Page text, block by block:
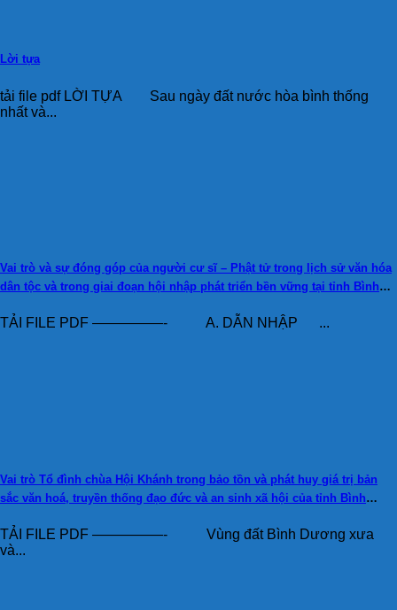
Lời tựa
tải file pdf LỜI TỰA Sau ngày đất nước hòa bình thống
nhất và...
Vai trò và sự đóng góp của người cư sĩ – Phật tử trong lịch sử văn hóa
dân tộc và trong giai đoạn hội nhập phát triển bền vững tại tỉnh Bình
TẢI FILE PDF —————- A. DẪN NHẬP ...
Vai trò Tổ đình chùa Hội Khánh trong bảo tồn và phát huy giá trị bản
sắc văn hoá, truyền thống đạo đức và an sinh xã hội của tỉnh Bình
TẢI FILE PDF —————- Vùng đất Bình Dương xưa
và...